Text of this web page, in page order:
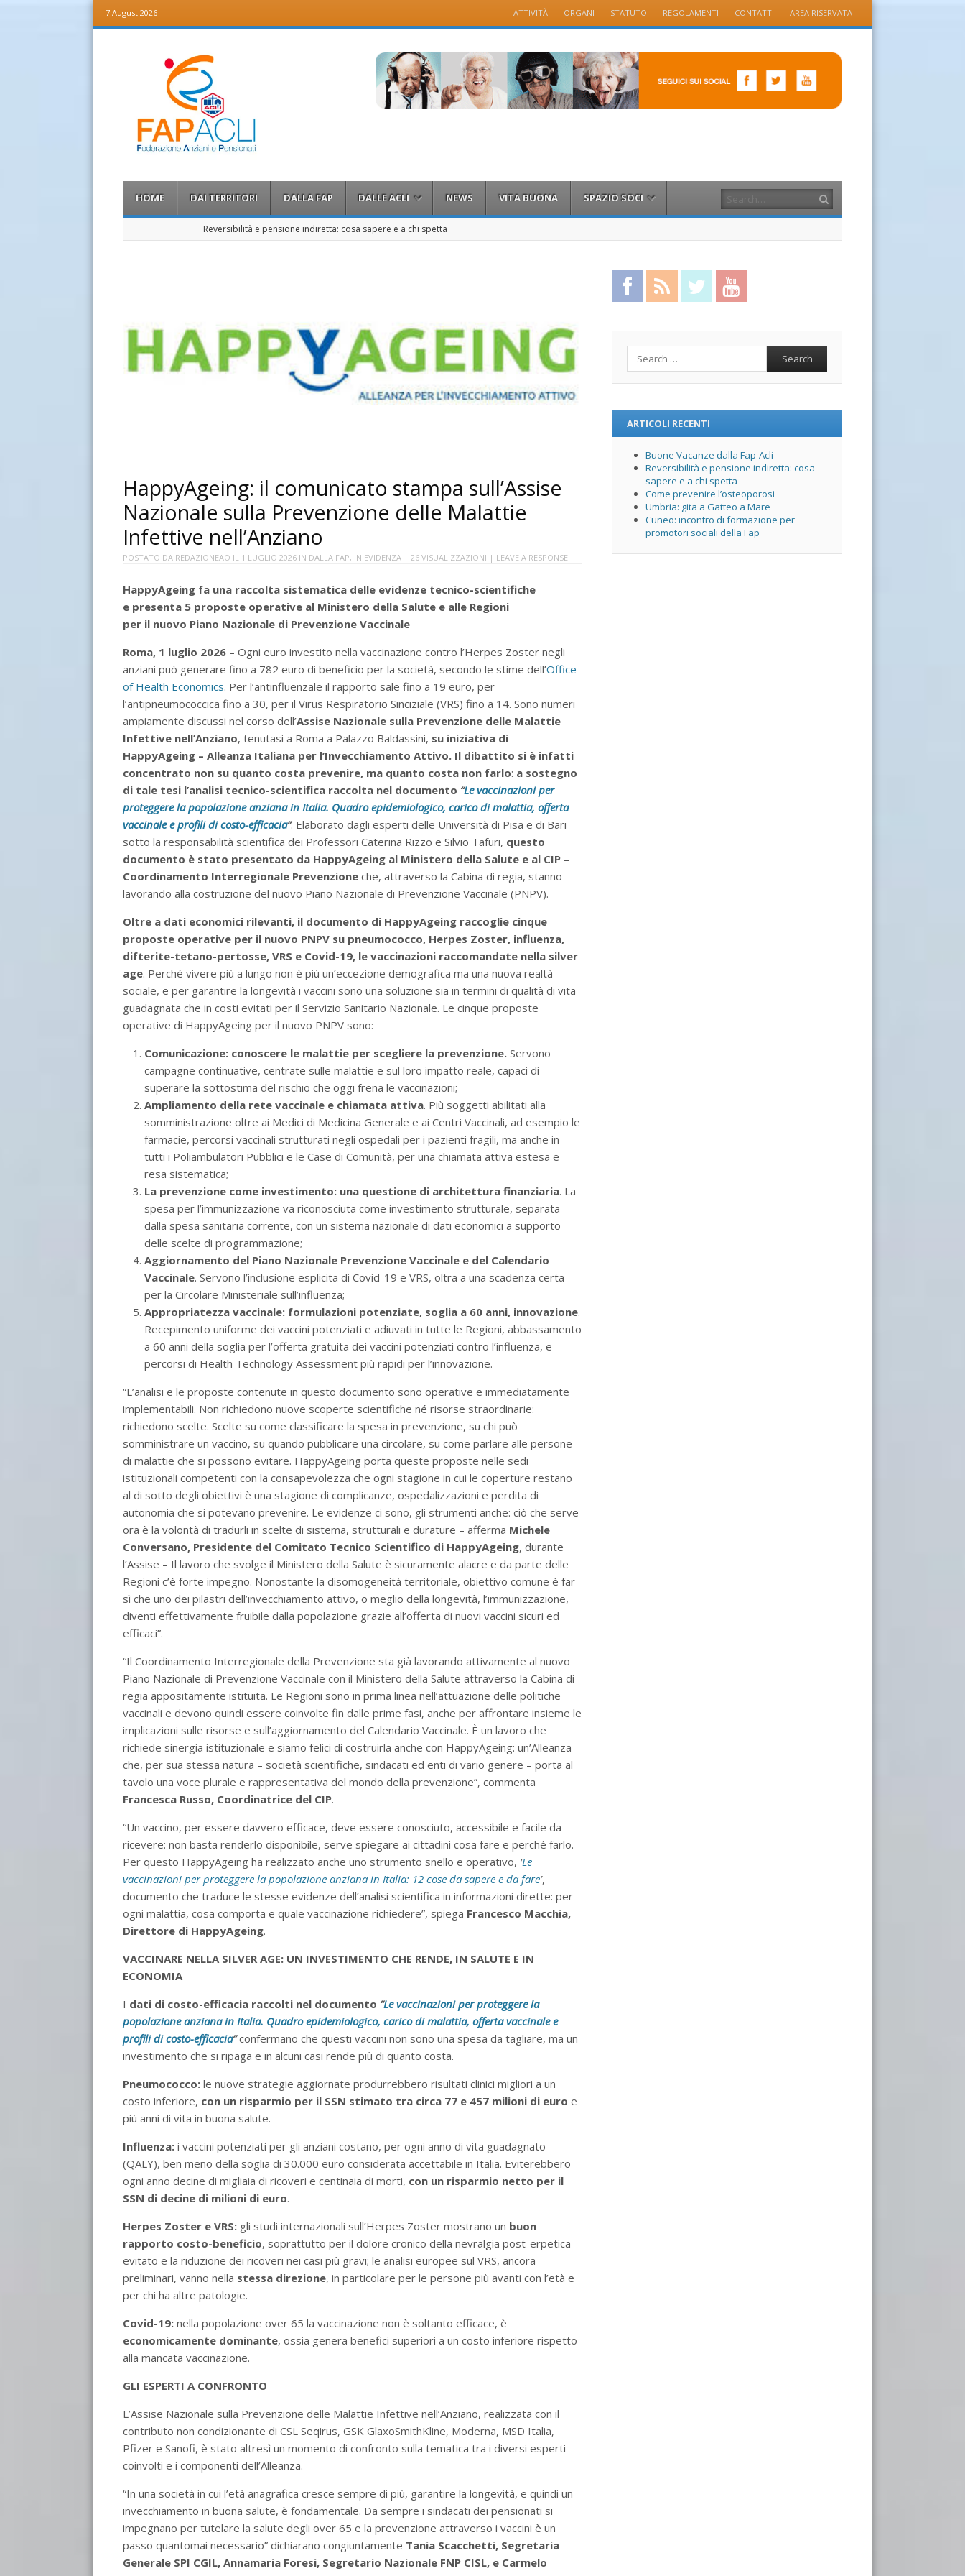
7 August 2026 Menu
Skip to content
ATTIVITÀ ORGANI STATUTO REGOLAMENTI CONTATTI AREA RISERVATA
Fap Acli
Menu
HOME DAI TERRITORI DALLA FAP DALLE ACLI NEWS VITA BUONA SPAZIO SOCI Search
Reversibilità e pensione indiretta: cosa sapere e a chi spetta
HappyAgeing: il comunicato stampa sull’Assise
Nazionale sulla Prevenzione delle Malattie
Infettive nell’Anziano
POSTATO DA REDAZIONEAO IL 1 LUGLIO 2026 IN DALLA FAP, IN EVIDENZA | 26 VISUALIZZAZIONI | LEAVE A RESPONSE
HappyAgeing fa una raccolta sistematica delle evidenze tecnico-scientifiche
e presenta 5 proposte operative al Ministero della Salute e alle Regioni
per il nuovo Piano Nazionale di Prevenzione Vaccinale
Roma, 1 luglio 2026 – Ogni euro investito nella vaccinazione contro l’Herpes Zoster negli
anziani può generare fino a 782 euro di beneficio per la società, secondo le stime dell’Office
of Health Economics. Per l’antinfluenzale il rapporto sale fino a 19 euro, per
l’antipneumococcica fino a 30, per il Virus Respiratorio Sinciziale (VRS) fino a 14. Sono numeri
ampiamente discussi nel corso dell’Assise Nazionale sulla Prevenzione delle Malattie
Infettive nell’Anziano, tenutasi a Roma a Palazzo Baldassini, su iniziativa di
HappyAgeing – Alleanza Italiana per l’Invecchiamento Attivo. Il dibattito si è infatti
concentrato non su quanto costa prevenire, ma quanto costa non farlo: a sostegno
di tale tesi l’analisi tecnico-scientifica raccolta nel documento “Le vaccinazioni per
proteggere la popolazione anziana in Italia. Quadro epidemiologico, carico di malattia, offerta
vaccinale e profili di costo-efficacia”. Elaborato dagli esperti delle Università di Pisa e di Bari
sotto la responsabilità scientifica dei Professori Caterina Rizzo e Silvio Tafuri, questo
documento è stato presentato da HappyAgeing al Ministero della Salute e al CIP –
Coordinamento Interregionale Prevenzione che, attraverso la Cabina di regia, stanno
lavorando alla costruzione del nuovo Piano Nazionale di Prevenzione Vaccinale (PNPV).
Oltre a dati economici rilevanti, il documento di HappyAgeing raccoglie cinque
proposte operative per il nuovo PNPV su pneumococco, Herpes Zoster, influenza,
difterite-tetano-pertosse, VRS e Covid-19, le vaccinazioni raccomandate nella silver
age. Perché vivere più a lungo non è più un’eccezione demografica ma una nuova realtà
sociale, e per garantire la longevità i vaccini sono una soluzione sia in termini di qualità di vita
guadagnata che in costi evitati per il Servizio Sanitario Nazionale. Le cinque proposte
operative di HappyAgeing per il nuovo PNPV sono:
Comunicazione: conoscere le malattie per scegliere la prevenzione. Servono
campagne continuative, centrate sulle malattie e sul loro impatto reale, capaci di
superare la sottostima del rischio che oggi frena le vaccinazioni;
Ampliamento della rete vaccinale e chiamata attiva. Più soggetti abilitati alla
somministrazione oltre ai Medici di Medicina Generale e ai Centri Vaccinali, ad esempio le
farmacie, percorsi vaccinali strutturati negli ospedali per i pazienti fragili, ma anche in
tutti i Poliambulatori Pubblici e le Case di Comunità, per una chiamata attiva estesa e
resa sistematica;
La prevenzione come investimento: una questione di architettura finanziaria. La
spesa per l’immunizzazione va riconosciuta come investimento strutturale, separata
dalla spesa sanitaria corrente, con un sistema nazionale di dati economici a supporto
delle scelte di programmazione;
Aggiornamento del Piano Nazionale Prevenzione Vaccinale e del Calendario
Vaccinale. Servono l’inclusione esplicita di Covid-19 e VRS, oltra a una scadenza certa
per la Circolare Ministeriale sull’influenza;
Appropriatezza vaccinale: formulazioni potenziate, soglia a 60 anni, innovazione.
Recepimento uniforme dei vaccini potenziati e adiuvati in tutte le Regioni, abbassamento
a 60 anni della soglia per l’offerta gratuita dei vaccini potenziati contro l’influenza, e
percorsi di Health Technology Assessment più rapidi per l’innovazione.
“L’analisi e le proposte contenute in questo documento sono operative e immediatamente
implementabili. Non richiedono nuove scoperte scientifiche né risorse straordinarie:
richiedono scelte. Scelte su come classificare la spesa in prevenzione, su chi può
somministrare un vaccino, su quando pubblicare una circolare, su come parlare alle persone
di malattie che si possono evitare. HappyAgeing porta queste proposte nelle sedi
istituzionali competenti con la consapevolezza che ogni stagione in cui le coperture restano
al di sotto degli obiettivi è una stagione di complicanze, ospedalizzazioni e perdita di
autonomia che si potevano prevenire. Le evidenze ci sono, gli strumenti anche: ciò che serve
ora è la volontà di tradurli in scelte di sistema, strutturali e durature – afferma Michele
Conversano, Presidente del Comitato Tecnico Scientifico di HappyAgeing, durante
l’Assise – Il lavoro che svolge il Ministero della Salute è sicuramente alacre e da parte delle
Regioni c’è forte impegno. Nonostante la disomogeneità territoriale, obiettivo comune è far
sì che uno dei pilastri dell’invecchiamento attivo, o meglio della longevità, l’immunizzazione,
diventi effettivamente fruibile dalla popolazione grazie all’offerta di nuovi vaccini sicuri ed
efficaci”.
“Il Coordinamento Interregionale della Prevenzione sta già lavorando attivamente al nuovo
Piano Nazionale di Prevenzione Vaccinale con il Ministero della Salute attraverso la Cabina di
regia appositamente istituita. Le Regioni sono in prima linea nell’attuazione delle politiche
vaccinali e devono quindi essere coinvolte fin dalle prime fasi, anche per affrontare insieme le
implicazioni sulle risorse e sull’aggiornamento del Calendario Vaccinale. È un lavoro che
richiede sinergia istituzionale e siamo felici di costruirla anche con HappyAgeing: un’Alleanza
che, per sua stessa natura – società scientifiche, sindacati ed enti di vario genere – porta al
tavolo una voce plurale e rappresentativa del mondo della prevenzione”, commenta
Francesca Russo, Coordinatrice del CIP.
“Un vaccino, per essere davvero efficace, deve essere conosciuto, accessibile e facile da
ricevere: non basta renderlo disponibile, serve spiegare ai cittadini cosa fare e perché farlo.
Per questo HappyAgeing ha realizzato anche uno strumento snello e operativo, ‘Le
vaccinazioni per proteggere la popolazione anziana in Italia: 12 cose da sapere e da fare’,
documento che traduce le stesse evidenze dell’analisi scientifica in informazioni dirette: per
ogni malattia, cosa comporta e quale vaccinazione richiedere”, spiega Francesco Macchia,
Direttore di HappyAgeing.
VACCINARE NELLA SILVER AGE: UN INVESTIMENTO CHE RENDE, IN SALUTE E IN
ECONOMIA
I dati di costo-efficacia raccolti nel documento “Le vaccinazioni per proteggere la
popolazione anziana in Italia. Quadro epidemiologico, carico di malattia, offerta vaccinale e
profili di costo-efficacia”confermano che questi vaccini non sono una spesa da tagliare, ma un
investimento che si ripaga e in alcuni casi rende più di quanto costa.
Pneumococco:le nuove strategie aggiornate produrrebbero risultati clinici migliori a un
costo inferiore, con un risparmio per il SSN stimato tra circa 77 e 457 milioni di euroe
più anni di vita in buona salute.
Influenza:i vaccini potenziati per gli anziani costano, per ogni anno di vita guadagnato
(QALY), ben meno della soglia di 30.000 euro considerata accettabile in Italia. Eviterebbero
ogni anno decine di migliaia di ricoveri e centinaia di morti, con un risparmio netto per il
SSN di decine di milioni di euro.
Herpes Zoster e VRS: gli studi internazionali sull’Herpes Zoster mostrano un buon
rapporto costo-beneficio, soprattutto per il dolore cronico della nevralgia post-erpetica
evitato e la riduzione dei ricoveri nei casi più gravi; le analisi europee sul VRS, ancora
preliminari, vanno nella stessa direzione, in particolare per le persone più avanti con l’età e
per chi ha altre patologie.
Covid-19:nella popolazione over 65 la vaccinazione non è soltanto efficace, è
economicamente dominante, ossia genera benefici superiori a un costo inferiore rispetto
alla mancata vaccinazione.
GLI ESPERTI A CONFRONTO
L’Assise Nazionale sulla Prevenzione delle Malattie Infettive nell’Anziano, realizzata con il
contributo non condizionante di CSL Seqirus, GSK GlaxoSmithKline, Moderna, MSD Italia,
Pfizer e Sanofi, è stato altresì un momento di confronto sulla tematica tra i diversi esperti
coinvolti e i componenti dell’Alleanza.
“In una società in cui l’età anagrafica cresce sempre di più, garantire la longevità, e quindi un
invecchiamento in buona salute, è fondamentale. Da sempre i sindacati dei pensionati si
impegnano per tutelare la salute degli over 65 e la prevenzione attraverso i vaccini è un
passo quantomai necessario” dichiarano congiuntamente Tania Scacchetti, Segretaria
Generale SPI CGIL, Annamaria Foresi, Segretario Nazionale FNP CISL, e Carmelo
Facebook RSS Feed Twitter
ARTICOLI RECENTI
Buone Vacanze dalla Fap-Acli
Reversibilità e pensione indiretta: cosa
sapere e a chi spetta
Come prevenire l’osteoporosi
Umbria: gita a Gatteo a Mare
Cuneo: incontro di formazione per
promotori sociali della Fap